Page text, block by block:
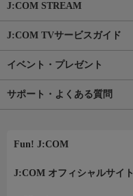
J:COM STREAM
J:COM TVサービスガイド
イベント・プレゼント
サポート・よくある質問
Fun! J:COM
J:COM オフィシャルサイト